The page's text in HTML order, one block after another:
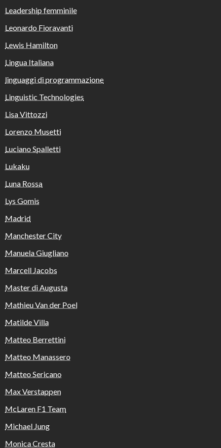
Leadership femminile
Leonardo Fioravanti
Lewis Hamilton
Lingua Italiana
linguaggi di programmazione
Linguistic Technologies
Lisa Vittozzi
Lorenzo Musetti
Luciano Spalletti
Lukaku
Luna Rossa
Lys Gomis
Madrid
Manchester City
Manuela Giugliano
Marcell Jacobs
Master di Augusta
Mathieu Van der Poel
Matilde Villa
Matteo Berrettini
Matteo Manassero
Matteo Sericano
Max Verstappen
McLaren F1 Team
Michael Jung
Monica Cresta